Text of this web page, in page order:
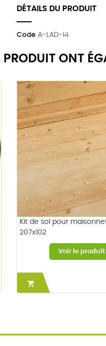
DÉTAILS DU PRODUIT
Code A-LAD-I4
ONT
Kit de sol pour
207x102
